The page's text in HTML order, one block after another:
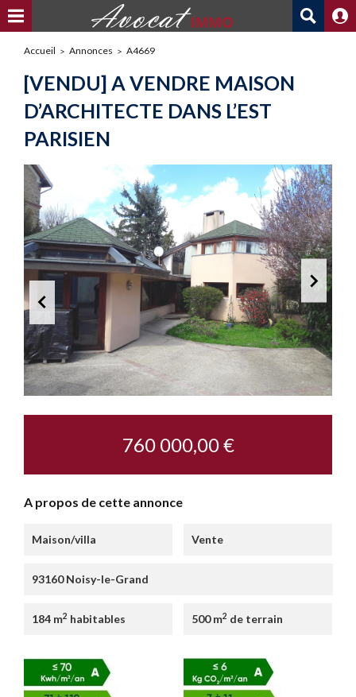
Accueil Annonces A4669
[VENDU] A VENDRE MAISON
D’ARCHITECTE DANS L’EST
PARISIEN
760 000,00 €
A propos de cette annonce
Maison/villa Vente
93160 Noisy-le-Grand
184 m2 habitables 500 m2 de terrain